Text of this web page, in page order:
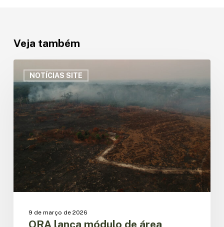
Veja também
NOTÍCIAS SITE
lança
módulo
de
área
queimada
na
Amazônia
aponta
queda
9 de março de 2026
ORA lança módulo de área